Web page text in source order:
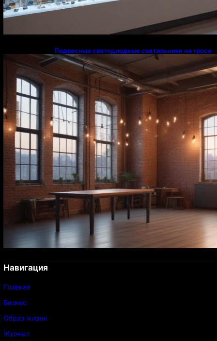
Подвесные светодиодные светильники на тросе
Навигация
Главная
Бизнес
Образ жизни
Журнал